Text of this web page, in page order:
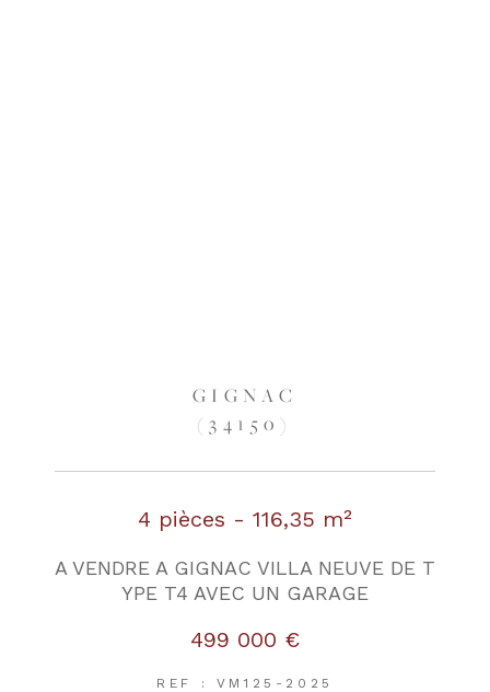
GIGNAC
(34150)
4 pièces - 116,35 m²
A VENDRE A GIGNAC VILLA NEUVE DE T
YPE T4 AVEC UN GARAGE
499 000 €
REF : VM125-2025